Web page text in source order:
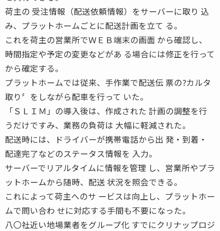
荷主の 受注情報（配送依頼情報）をサーバーに取り 込
み、プラットホームごとに配送計画を立て る。
これを荷主の営業所でＷＥＢ端末の画面 から確認し、
時間指定や予定の変更などがあ る場合には修正を行って
から確定する。
プラットホームでは従来、手作業で配送伝 票の?カルタ
取り〞をしながら配車を行って いた。
「ＳＬＩＭ」の導入後は、作成された 計画の調整を行
うだけですみ、業務の負荷は 大幅に軽減された。
配送時には、ドライバーが携帯電話から出 発・到着・
配達完了などのステータス情報を 入力。
サーバーでリアルタイムに情報を管理 し、営業所やプラ
ットホームから随時、配送 状況を照会できる。
これによって荷主へのサ ービスは向上し、プラットホー
ムで問い合わ せに対応する手間も不要になった。
八〇社近い地場業者をグループ化 すでにクリナップロジ